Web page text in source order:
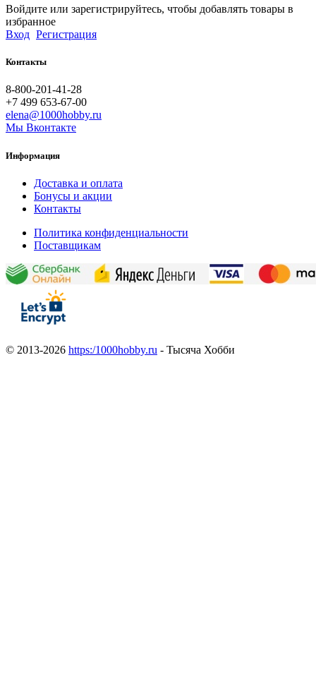
Войдите или зарегистрируйтесь, чтобы добавлять товары в
избранное
Вход Регистрация
Контакты
8-800-201-41-28
+7 499 653-67-00
elena@1000hobby.ru
Мы Вконтакте
Информация
Доставка и оплата
Бонусы и акции
Контакты
Политика конфиденциальности
Поставщикам
© 2013-2026 https:/1000hobby.ru - Тысяча Хобби